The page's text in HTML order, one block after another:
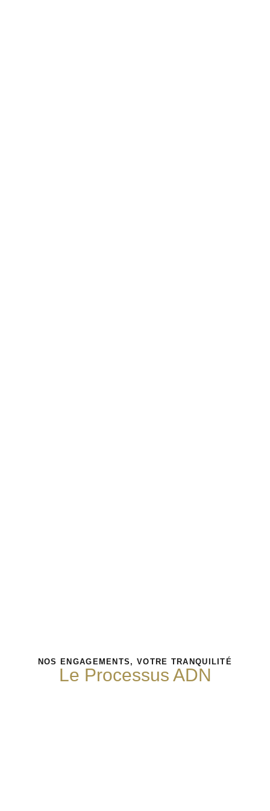
NOS ENGAGEMENTS, VOTRE TRANQUILITÉ
Le Processus ADN